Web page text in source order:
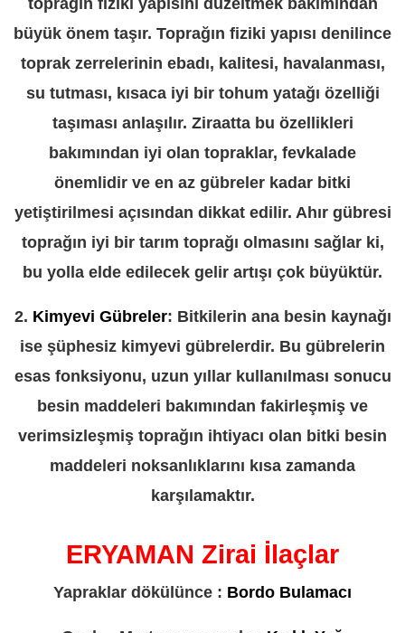
büyük önem taşır. Toprağın fiziki yapısı denilince
toprak zerrelerinin ebadı, kalitesi, havalanması,
su tutması, kısaca iyi bir tohum yatağı özelliği
taşıması anlaşılır. Ziraatta bu özellikleri
bakımından iyi olan topraklar, fevkalade
önemlidir ve en az gübreler kadar bitki
yetiştirilmesi açısından dikkat edilir. Ahır gübresi
toprağın iyi bir tarım toprağı olmasını sağlar ki,
bu yolla elde edilecek gelir artışı çok büyüktür.
2. Kimyevi Gübreler: Bitkilerin ana besin kaynağı
ise şüphesiz kimyevi gübrelerdir. Bu gübrelerin
esas fonksiyonu, uzun yıllar kullanılması sonucu
besin maddeleri bakımından fakirleşmiş ve
verimsizleşmiş toprağın ihtiyacı olan bitki besin
maddeleri noksanlıklarını kısa zamanda
karşılamaktır.
ERYAMAN Zirai İlaçlar
Yapraklar dökülünce : Bordo Bulamacı